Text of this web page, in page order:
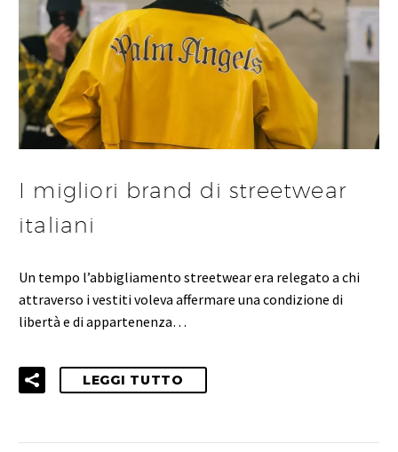
I migliori brand di streetwear
italiani
Un tempo l’abbigliamento streetwear era relegato a chi
attraverso i vestiti voleva affermare una condizione di
libertà e di appartenenza…
LEGGI TUTTO